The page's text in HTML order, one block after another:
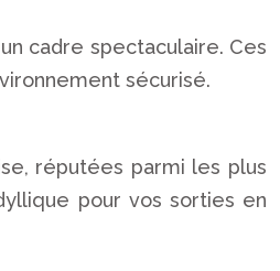
cadre spectaculaire. Ces
sécurisé.
réputées parmi les plus
pour vos sorties en